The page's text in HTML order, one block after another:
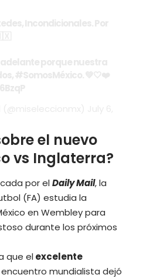
el nuevo
vs Inglaterra?
por elDaily Mail, la
(FA) estudia la
en Wembley para
durante los próximos
que elexcelente
mundialista dejó